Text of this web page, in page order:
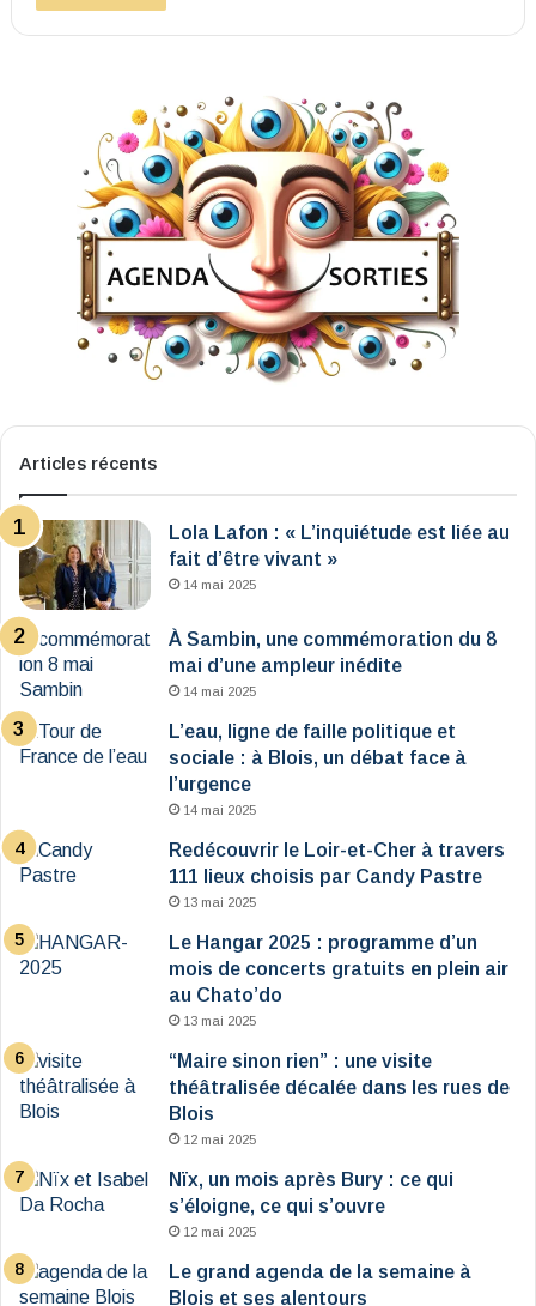
Articles récents
Lola Lafon : « L’inquiétude est liée au
fait d’être vivant »
14 mai 2025
À Sambin, une commémoration du 8
mai d’une ampleur inédite
14 mai 2025
L’eau, ligne de faille politique et
sociale : à Blois, un débat face à
l’urgence
14 mai 2025
Redécouvrir le Loir-et-Cher à travers
111 lieux choisis par Candy Pastre
13 mai 2025
Le Hangar 2025 : programme d’un
mois de concerts gratuits en plein air
au Chato’do
13 mai 2025
“Maire sinon rien” : une visite
théâtralisée décalée dans les rues de
Blois
12 mai 2025
Nïx, un mois après Bury : ce qui
s’éloigne, ce qui s’ouvre
12 mai 2025
Le grand agenda de la semaine à
Blois et ses alentours